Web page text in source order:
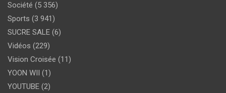
Société (5 356)
Sports (3 941)
SUCRE SALE (6)
Vidéos (229)
Vision Croisée (11)
YOON WII
(1)
YOUTUBE (2)